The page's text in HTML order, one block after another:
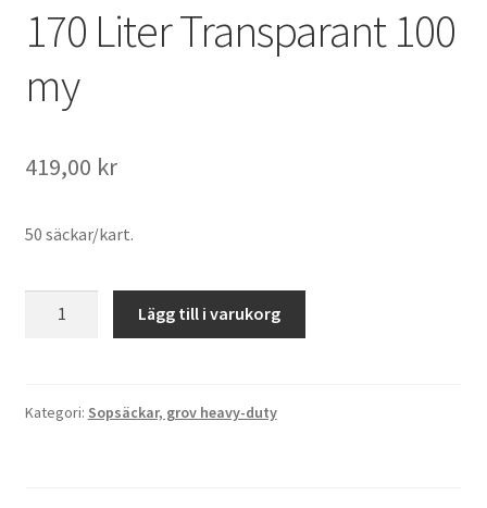
170 Liter Transparant 100
my
419,00 kr
50 säckar/kart.
my
Lägg till i varukorg
Kategori: Sopsäckar, grov heavy-duty